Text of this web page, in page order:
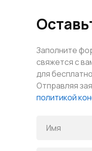
Заполните
свяжется с
для
Отправляя
политикой